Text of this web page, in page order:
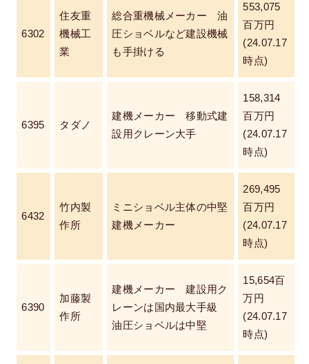
6302
住友重
機械工
業
総合重機械メーカー 油
圧ショベルなど建設機械
も手掛ける
553,075
百万円
(24.07.17
時点)
6395 タダノ
建機メーカー 移動式建
設用クレーン大手
158,314
百万円
(24.07.17
時点)
6432
竹内製
作所
ミニショベル主体の中堅
建機メーカー
269,495
百万円
(24.07.17
時点)
6390
加藤製
作所
建機メーカー 建設用ク
レーンは国内最大手級
油圧ショベルは中堅
15,654百
万円
(24.07.17
時点)